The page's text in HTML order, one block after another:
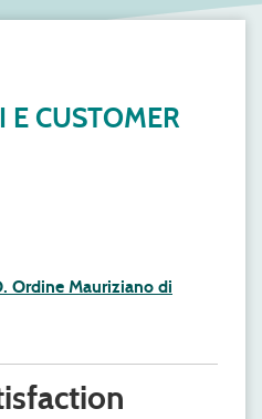
E CUSTOMER
Ordine Mauriziano di